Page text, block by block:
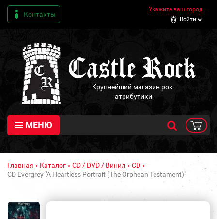
Контакты
Укажите ваш город
Войти
Крупнейший магазин рок-
атрибутики
МЕНЮ
Главная Каталог CD / DVD / Винил
CD
CD Evergrey "A Heartless Portrait (The Orphean Testament)"